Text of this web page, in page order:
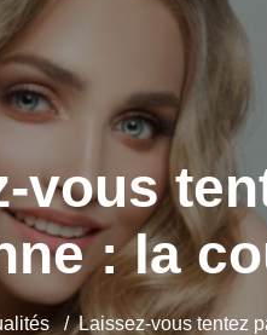
vous
: la
Laissez-vous tentez